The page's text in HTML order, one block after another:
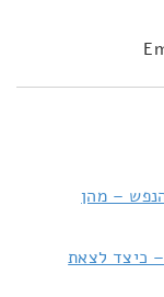
– מהן
– כיצד לצאת